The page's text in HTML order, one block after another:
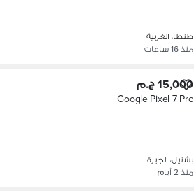
طنطا، الغربية
منذ 16 ساعات
15,000 ج.م
Google Pixel 7 Pro
بشتيل، الجيزة
منذ 2 أيام